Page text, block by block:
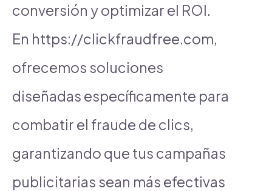
conversión y optimizar el ROI.
En https://clickfraudfree.com,
ofrecemos soluciones
diseñadas específicamente para
combatir el fraude de clics,
garantizando que tus campañas
publicitarias sean más efectivas